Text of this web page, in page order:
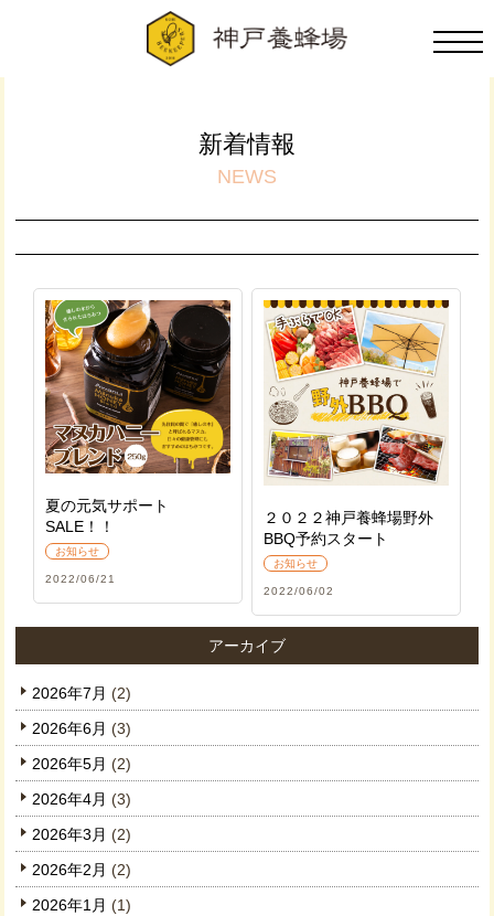
新着情報
NEWS
夏の元気サポート
SALE！！
お知らせ
2022/06/21
２０２２神戸養蜂場野外
BBQ予約スタート
お知らせ
2022/06/02
アーカイブ
2026年7月 (2)
2026年6月 (3)
2026年5月 (2)
2026年4月 (3)
2026年3月 (2)
2026年2月 (2)
2026年1月 (1)